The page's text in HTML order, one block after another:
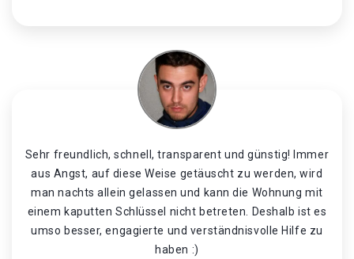
Sehr freundlich, schnell, transparent und günstig! Immer
aus Angst, auf diese Weise getäuscht zu werden, wird
man nachts allein gelassen und kann die Wohnung mit
einem kaputten Schlüssel nicht betreten. Deshalb ist es
umso besser, engagierte und verständnisvolle Hilfe zu
haben :)